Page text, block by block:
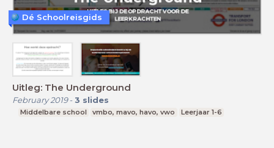
Uitleg: The Underground
February 2019- 3 slides
Middelbare school vmbo, mavo, havo, vwo Leerjaar 1-6
Dé Schoolreisgids